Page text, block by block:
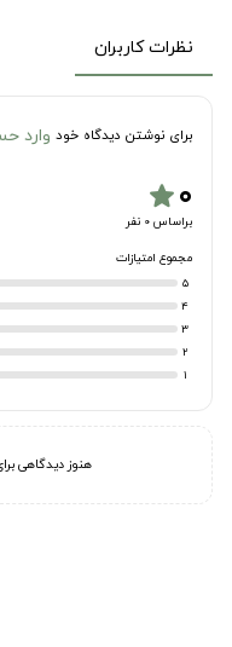
نظرات کاربران
برای نوشتن دیدگاه خود وارد
۰star
براساس 0 نفر
مجموع امتیازات
5
4
3
2
1
هنوز دیدگاهی